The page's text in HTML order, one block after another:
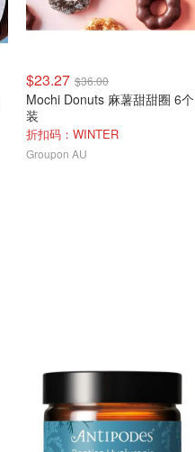
$23.27 $36.00
Mochi Donuts 麻薯甜甜圈 6个
装
折扣码：WINTER
Groupon AU